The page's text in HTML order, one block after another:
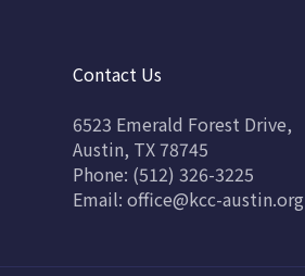
Contact Us
6523 Emerald Forest Drive,
Austin, TX 78745
Phone: (512) 326-3225
Email: office@kcc-austin.org